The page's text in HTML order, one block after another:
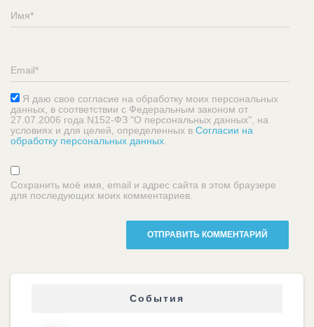
Я даю свое согласие на обработку моих персональных
данных, в соответствии с Федеральным законом от
27.07.2006 года N152-ФЗ "О персональных данных", на
условиях и для целей, определенных в Согласии на
обработку персональных данных
Сохранить моё имя, email и адрес сайта в этом браузере
для последующих моих комментариев.
События